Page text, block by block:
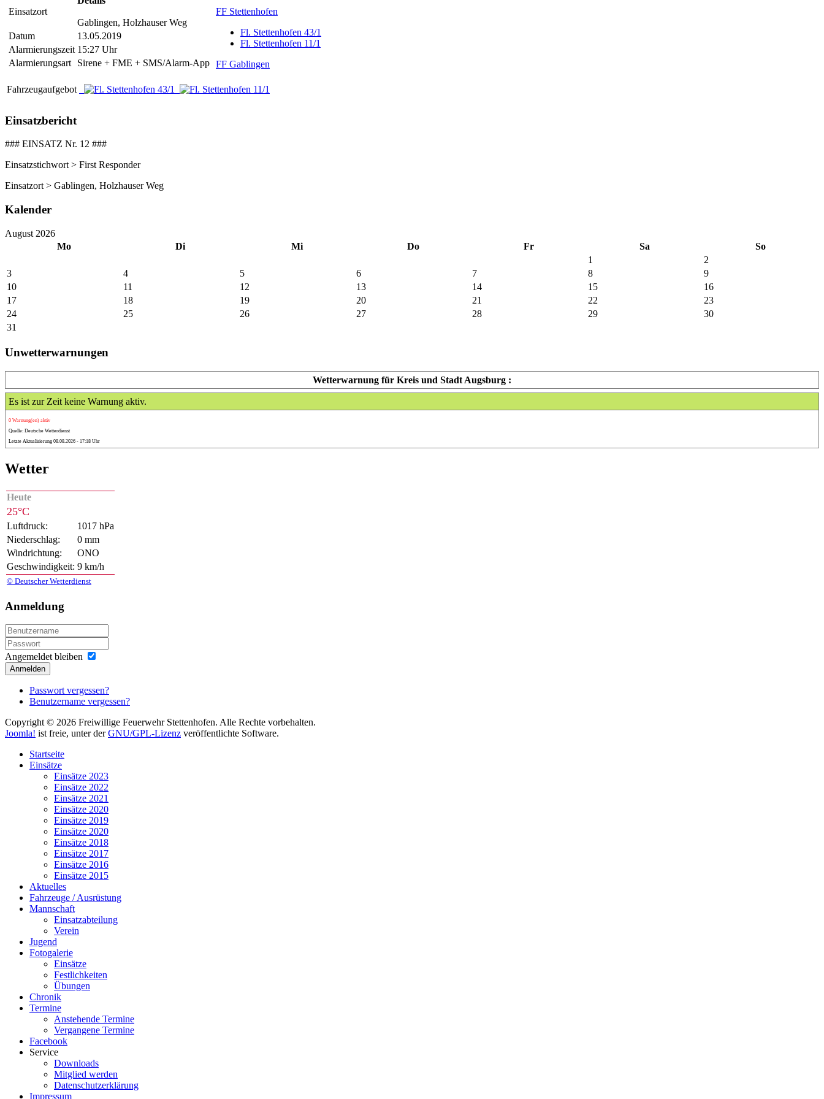
Einsatzort
Gablingen, Holzhauser Weg
Datum
13.05.2019
Alarmierungszeit 15:27 Uhr
Alarmierungsart
Sirene + FME + SMS/Alarm-App
FF Stettenhofen
Fl. Stettenhofen 43/1
Fl. Stettenhofen 11/1
FF Gablingen
Fahrzeugaufgebot
Einsatzbericht
### EINSATZ Nr. 12 ###
Einsatzstichwort > First Responder
Einsatzort > Gablingen, Holzhauser Weg
Kalender
August 2026
Mo
Di Mi Do Fr Sa
So
1
2
3
4 5 6 7 8
9
10
11 12 13 14 15
16
17
18 19 20 21 22
23
24
25 26 27 28 29
30
31
Unwetterwarnungen
Wetterwarnung für Kreis und Stadt Augsburg :
Es ist zur Zeit keine Warnung aktiv.
0 Warnung(en) aktiv
Quelle: Deutsche Wetterdienst
Letzte Aktualisierung 08.08.2026 - 17:18 Uhr
Wetter
Heute
25°C
Luftdruck:
1017 hPa
Niederschlag:
0 mm
Windrichtung:
ONO
Geschwindigkeit: 9 km/h
© Deutscher Wetterdienst
Anmeldung
Angemeldet bleiben
Anmelden
Passwort vergessen?
Benutzername vergessen?
Copyright © 2026 Freiwillige Feuerwehr Stettenhofen. Alle Rechte vorbehalten.
Joomla! ist freie, unter derGNU/GPL-Lizenz veröffentlichte Software.
Startseite
Einsätze
Einsätze 2023
Einsätze 2022
Einsätze 2021
Einsätze 2020
Einsätze 2019
Einsätze 2020
Einsätze 2018
Einsätze 2017
Einsätze 2016
Einsätze 2015
Aktuelles
Fahrzeuge / Ausrüstung
Mannschaft
Einsatzabteilung
Verein
Jugend
Fotogalerie
Einsätze
Festlichkeiten
Übungen
Chronik
Termine
Anstehende Termine
Vergangene Termine
Facebook
Service
Downloads
Mitglied werden
Datenschutzerklärung
Impressum